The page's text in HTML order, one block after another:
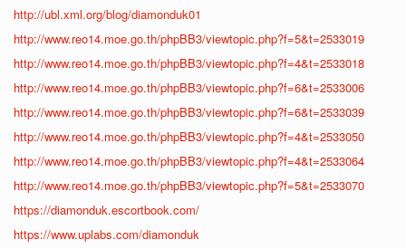
http://ubl.xml.org/blog/diamonduk01
http://www.reo14.moe.go.th/phpBB3/viewtopic.php?f=5&t=2533019
http://www.reo14.moe.go.th/phpBB3/viewtopic.php?f=4&t=2533018
http://www.reo14.moe.go.th/phpBB3/viewtopic.php?f=6&t=2533006
http://www.reo14.moe.go.th/phpBB3/viewtopic.php?f=6&t=2533039
http://www.reo14.moe.go.th/phpBB3/viewtopic.php?f=4&t=2533050
http://www.reo14.moe.go.th/phpBB3/viewtopic.php?f=4&t=2533064
http://www.reo14.moe.go.th/phpBB3/viewtopic.php?f=5&t=2533070
https://diamonduk.escortbook.com/
https://www.uplabs.com/diamonduk